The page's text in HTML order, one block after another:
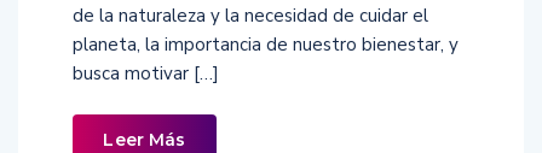
de la naturaleza y la necesidad de cuidar el
planeta, la importancia de nuestro bienestar, y
busca motivar […]
Leer Más